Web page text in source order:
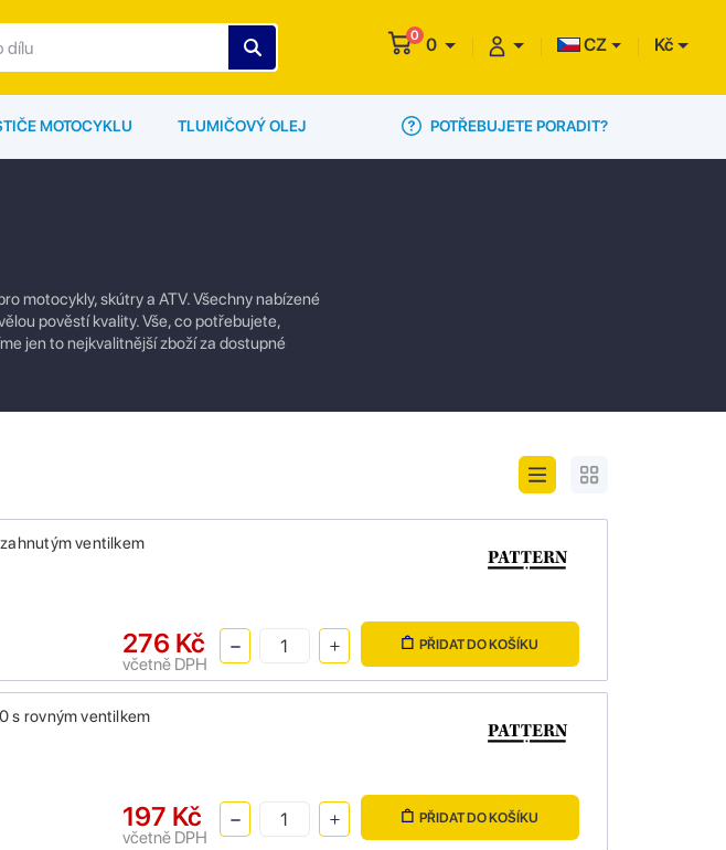
0 0 CZ Kč
MOTOCYKLU TLUMIČOVÝ OLEJ POTŘEBUJETE PORADIT?
motocykly, skútry a ATV. Všechny nabízené
pověstí kvality. Vše, co potřebujete,
jen to nejkvalitnější zboží za dostupné
ventilkem
276 Kč
včetně DPH
PŘIDAT DO KOŠÍKU
s rovným ventilkem
197 Kč
včetně DPH
PŘIDAT DO KOŠÍKU